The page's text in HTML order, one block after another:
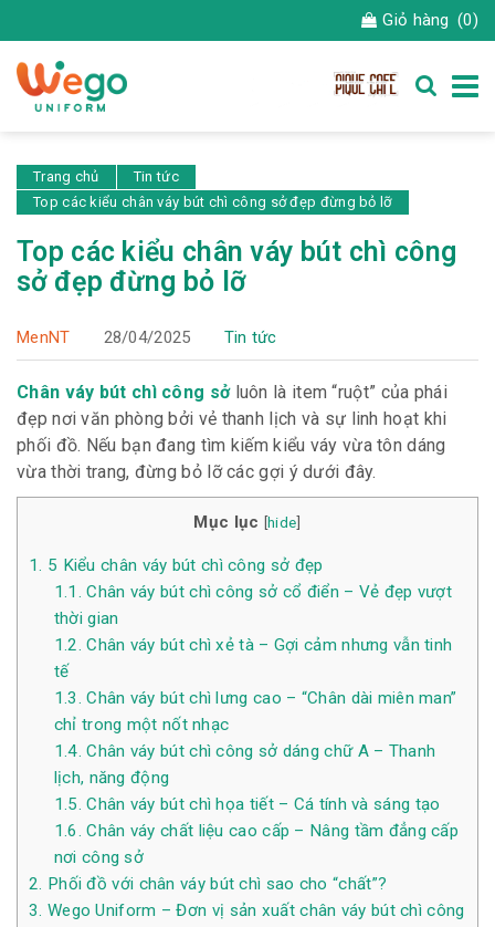
Giỏ hàng (0)
Trang chủ
Tin tức
Top các kiểu chân váy bút chì công sở đẹp đừng bỏ lỡ
Top các kiểu chân váy bút chì công
sở đẹp đừng bỏ lỡ
MenNT 28/04/2025 Tin tức
Chân váy bút chì công sởluôn là item “ruột” của phái
đẹp nơi văn phòng bởi vẻ thanh lịch và sự linh hoạt khi
phối đồ. Nếu bạn đang tìm kiếm kiểu váy vừa tôn dáng
vừa thời trang, đừng bỏ lỡ các gợi ý dưới đây.
Mục lục [hide]
1. 5 Kiểu chân váy bút chì công sở đẹp
1.1. Chân váy bút chì công sở cổ điển – Vẻ đẹp vượt
thời gian
1.2. Chân váy bút chì xẻ tà – Gợi cảm nhưng vẫn tinh
tế
1.3. Chân váy bút chì lưng cao – “Chân dài miên man”
chỉ trong một nốt nhạc
1.4. Chân váy bút chì công sở dáng chữ A – Thanh
lịch, năng động
1.5. Chân váy bút chì họa tiết – Cá tính và sáng tạo
1.6. Chân váy chất liệu cao cấp – Nâng tầm đẳng cấp
nơi công sở
2. Phối đồ với chân váy bút chì sao cho “chất”?
3. Wego Uniform – Đơn vị sản xuất chân váy bút chì công